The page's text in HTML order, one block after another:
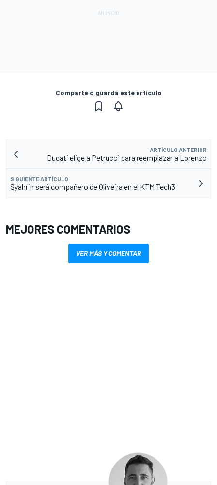
Comparte o guarda este artículo
ARTÍCULO ANTERIOR
Ducati elige a Petrucci para reemplazar a Lorenzo
SIGUIENTE ARTÍCULO
Syahrin será compañero de Oliveira en el KTM Tech3
MEJORES COMENTARIOS
VER MÁS Y COMENTAR